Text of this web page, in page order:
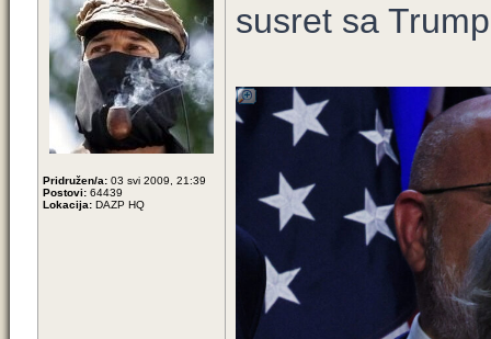
Pridružen/a: 03 svi 2009, 21:39
Postovi: 64439
Lokacija: DAZP HQ
susret sa